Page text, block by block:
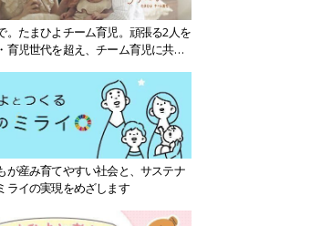
。たまひよチーム育児。頑張る2人を
育児世代を超え、チーム育児に共感
が産み育てやすい社会と、サステナ
ライの実現をめざします